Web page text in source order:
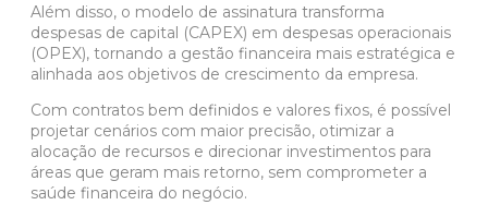
Além disso, o modelo de assinatura transforma
despesas de capital (CAPEX) em despesas operacionais
(OPEX), tornando a gestão financeira mais estratégica e
alinhada aos objetivos de crescimento da empresa.
Com contratos bem definidos e valores fixos, é possível
projetar cenários com maior precisão, otimizar a
alocação de recursos e direcionar investimentos para
áreas que geram mais retorno, sem comprometer a
saúde financeira do negócio.